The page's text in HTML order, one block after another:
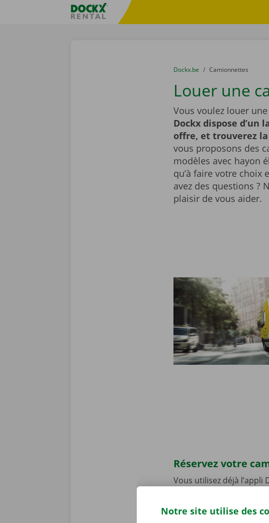
sitename
You are here:
du
Dockx.be to
Camionnettes
Louer une
Vous voulez louer
Dockx dispose
offre, et trouverez
vous proposons des
modèles avec hayon
qu’à faire votre
avez des questions ?
plaisir de vous aider.
Réservez votre
Vous utilisez déjà l’appli
Service Shop de votre
Notre site utilise des